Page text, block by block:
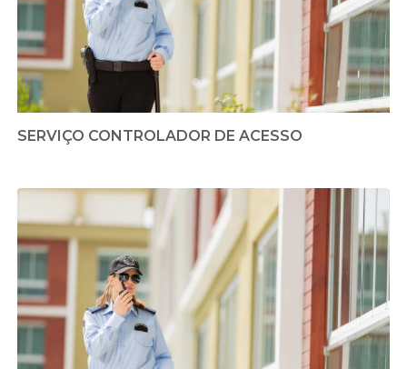
SERVIÇO CONTROLADOR DE ACESSO